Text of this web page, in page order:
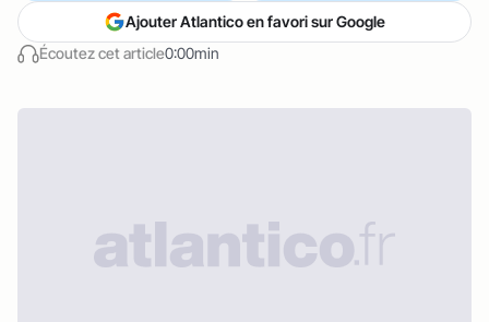
Écoutez cet article0:00min
Ajouter Atlantico en favori sur Google